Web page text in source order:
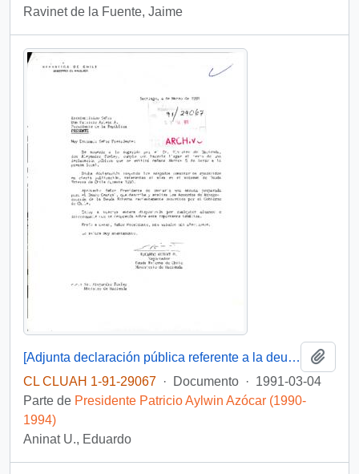
Ravinet de la Fuente, Jaime
[Adjunta declaración pública referente a la deuda externa chilena]
CL CLUAH 1-91-29067 · Documento · 1991-03-04
Parte de Presidente Patricio Aylwin Azócar (1990-
1994)
Aninat U., Eduardo